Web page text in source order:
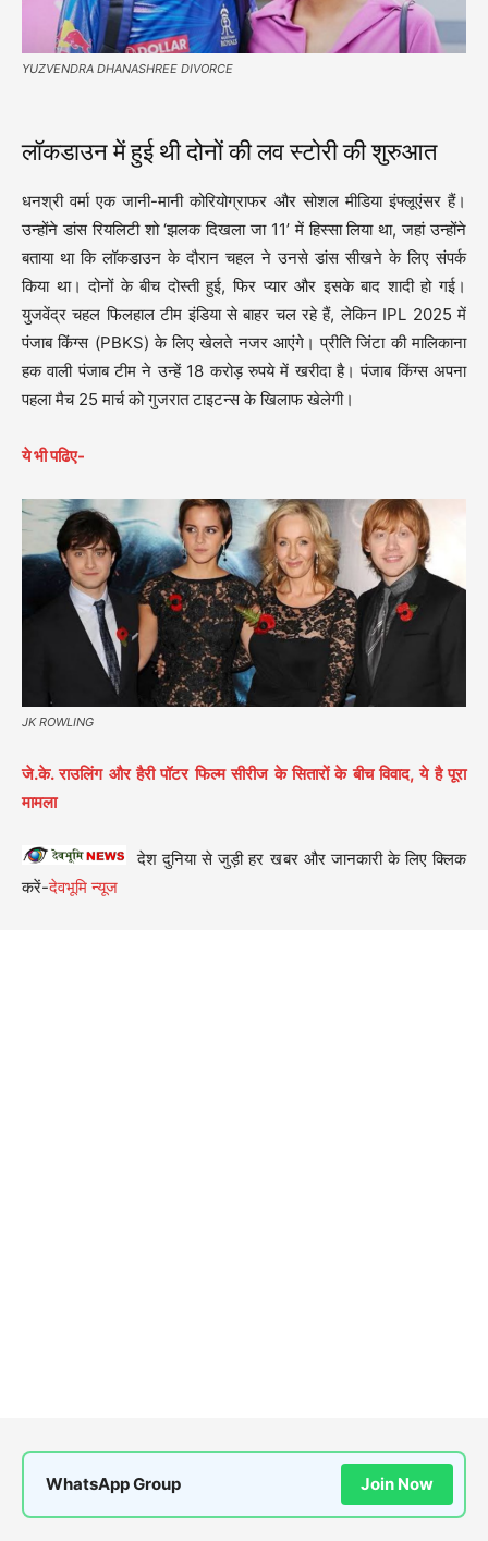
YUZVENDRA DHANASHREE DIVORCE
लॉकडाउन में हुई थी दोनों की लव स्टोरी की शुरुआत
धनश्री वर्मा एक जानी-मानी कोरियोग्राफर और सोशल मीडिया इंफ्लूएंसर हैं।
उन्होंने डांस रियलिटी शो ‘झलक दिखला जा 11’ में हिस्सा लिया था, जहां उन्होंने
बताया था कि लॉकडाउन के दौरान चहल ने उनसे डांस सीखने के लिए संपर्क
किया था। दोनों के बीच दोस्ती हुई, फिर प्यार और इसके बाद शादी हो गई।
युजवेंद्र चहल फिलहाल टीम इंडिया से बाहर चल रहे हैं, लेकिन IPL 2025 में
पंजाब किंग्स (PBKS) के लिए खेलते नजर आएंगे। प्रीति जिंटा की मालिकाना
हक वाली पंजाब टीम ने उन्हें 18 करोड़ रुपये में खरीदा है। पंजाब किंग्स अपना
पहला मैच 25 मार्च को गुजरात टाइटन्स के खिलाफ खेलेगी।
ये भी पढिए-
JK ROWLING
जे.के. राउलिंग और हैरी पॉटर फिल्म सीरीज के सितारों के बीच विवाद, ये है पूरा
मामला
देश दुनिया से जुड़ी हर खबर और जानकारी के लिए क्लिक
करें-देवभूमि न्यूज
WhatsApp Group Join Now